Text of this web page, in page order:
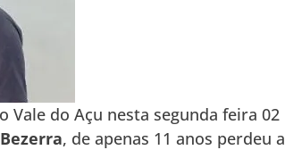
Vale do Açu nesta segunda feira 02
, de apenas 11 anos perdeu a